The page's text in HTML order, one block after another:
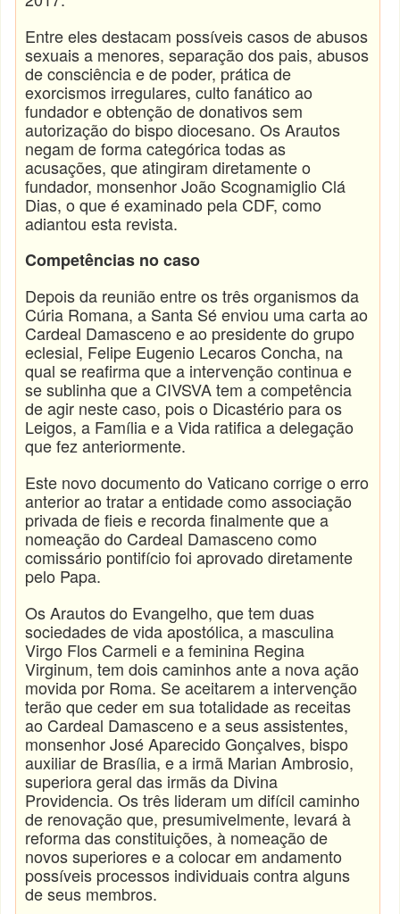
Entre eles destacam possíveis casos de abusos
sexuais a menores, separação dos pais, abusos
de consciência e de poder, prática de
exorcismos irregulares, culto fanático ao
fundador e obtenção de donativos sem
autorização do bispo diocesano. Os Arautos
negam de forma categórica todas as
acusações, que atingiram diretamente o
fundador, monsenhor João Scognamiglio Clá
Dias, o que é examinado pela CDF, como
adiantou esta revista.
Competências no caso
Depois da reunião entre os três organismos da
Cúria Romana, a Santa Sé enviou uma carta ao
Cardeal Damasceno e ao presidente do grupo
eclesial, Felipe Eugenio Lecaros Concha, na
qual se reafirma que a intervenção continua e
se sublinha que a CIVSVA tem a competência
de agir neste caso, pois o Dicastério para os
Leigos, a Família e a Vida ratifica a delegação
que fez anteriormente.
Este novo documento do Vaticano corrige o erro
anterior ao tratar a entidade como associação
privada de fieis e recorda finalmente que a
nomeação do Cardeal Damasceno como
comissário pontifício foi aprovado diretamente
pelo Papa.
Os Arautos do Evangelho, que tem duas
sociedades de vida apostólica, a masculina
Virgo Flos Carmeli e a feminina Regina
Virginum, tem dois caminhos ante a nova ação
movida por Roma. Se aceitarem a intervenção
terão que ceder em sua totalidade as receitas
ao Cardeal Damasceno e a seus assistentes,
monsenhor José Aparecido Gonçalves, bispo
auxiliar de Brasília, e a irmã Marian Ambrosio,
superiora geral das irmãs da Divina
Providencia. Os três lideram um difícil caminho
de renovação que, presumivelmente, levará à
reforma das constituições, à nomeação de
novos superiores e a colocar em andamento
possíveis processos individuais contra alguns
de seus membros.